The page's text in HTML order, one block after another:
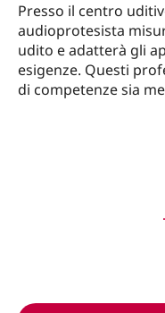
Presso il centro
audioprotesista
udito e adatterà gli
esigenze. Questi
di competenze sia